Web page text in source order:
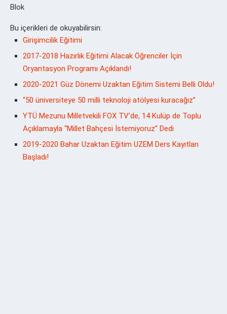
Blok
Bu içerikleri de okuyabilirsin:
Girişimcilik Eğitimi
2017-2018 Hazırlık Eğitimi Alacak Öğrenciler İçin
Oryantasyon Programı Açıklandı!
2020-2021 Güz Dönemi Uzaktan Eğitim Sistemi Belli Oldu!
“50 üniversiteye 50 milli teknoloji atölyesi kuracağız”
YTÜ Mezunu Milletvekili FOX TV’de, 14 Kulüp de Toplu
Açıklamayla “Millet Bahçesi İstemiyoruz” Dedi
2019-2020 Bahar Uzaktan Eğitim UZEM Ders Kayıtları
Başladı!